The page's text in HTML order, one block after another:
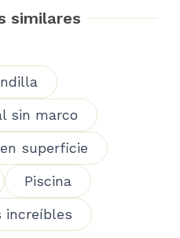
similares
sin marco
superficie
Piscina
increíbles